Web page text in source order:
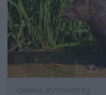
Снимка: btvnovinite.bg